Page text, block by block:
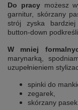
Do pracymożesz
garnitur, skórzany
strój zyska
button-down
W mniej
marynarką,
uzupełnieniem
spinki do
zegarek,
skórzany